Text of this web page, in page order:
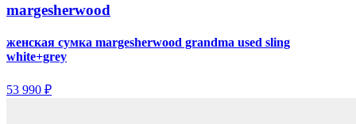
margesherwood
женская сумка margesherwood grandma used sling
white+grey
53 990 ₽